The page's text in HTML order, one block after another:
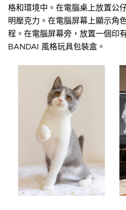
格和環境中。在電腦桌上放置公
明壓克力。在電腦屏幕上顯示角
程。在電腦屏幕旁，放置一個印
BANDAI 風格玩具包裝盒。